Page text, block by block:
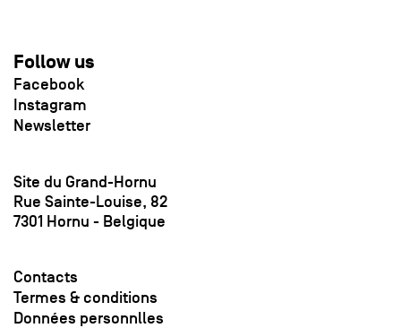
Follow us
Facebook
Instagram
Newsletter
Site du Grand-Hornu
Rue Sainte-Louise, 82
7301 Hornu - Belgique
Contacts
Termes & conditions
Données personnlles